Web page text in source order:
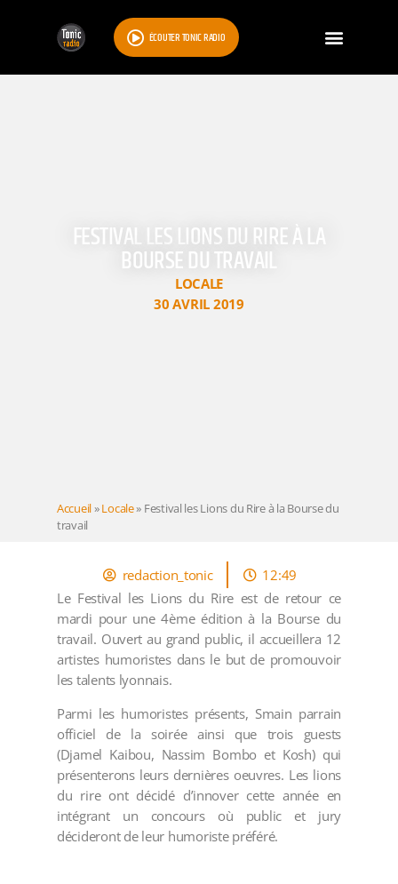
ÉCOUTER TONIC RADIO
FESTIVAL LES LIONS DU RIRE À LA
BOURSE DU TRAVAIL
LOCALE
30 AVRIL 2019
Accueil»Locale» Festival les Lions du Rire à la Bourse du
travail
redaction_tonic
12:49
Le Festival les Lions du Rire est de retour ce
mardi pour une 4ème édition à la Bourse du
travail. Ouvert au grand public, il accueillera 12
artistes humoristes dans le but de promouvoir
les talents lyonnais.
Parmi les humoristes présents, Smain parrain
officiel de la soirée ainsi que trois guests
(Djamel Kaibou, Nassim Bombo et Kosh) qui
présenterons leurs dernières oeuvres. Les lions
du rire ont décidé d’innover cette année en
intégrant un concours où public et jury
décideront de leur humoriste préféré.